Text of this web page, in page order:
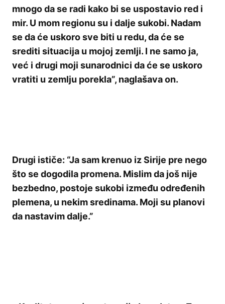
mnogo da se radi kako bi se uspostavio red i
mir. U mom regionu su i dalje sukobi. Nadam
se da će uskoro sve biti u redu, da će se
srediti situacija u mojoj zemlji. I ne samo ja,
već i drugi moji sunarodnici da će se uskoro
vratiti u zemlju porekla”, naglašava on.
Drugi ističe: “Ja sam krenuo iz Sirije pre nego
što se dogodila promena. Mislim da još nije
bezbedno, postoje sukobi između određenih
plemena, u nekim sredinama. Moji su planovi
da nastavim dalje.”